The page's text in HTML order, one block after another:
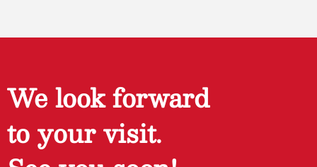
We look forward
to your visit.